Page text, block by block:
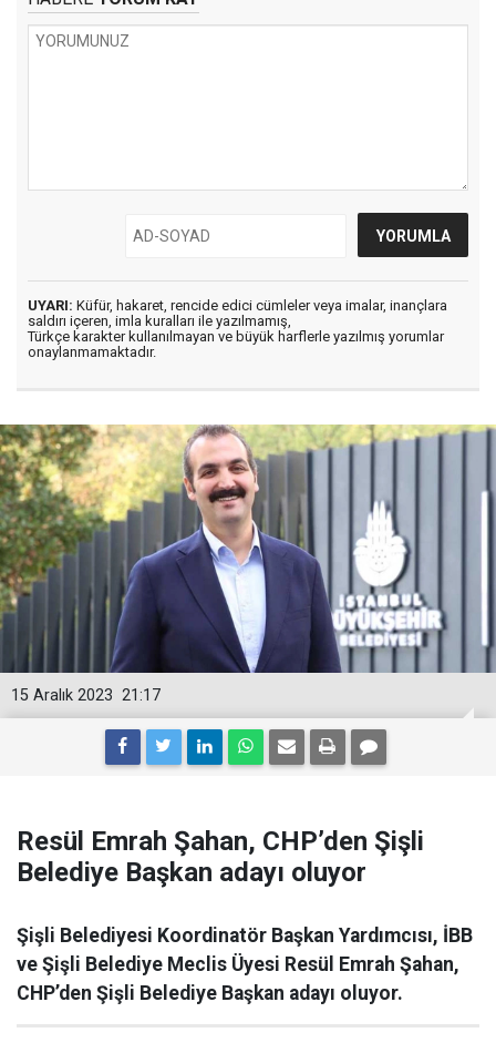
UYARI: Küfür, hakaret, rencide edici cümleler veya imalar, inançlara
saldırı içeren, imla kuralları ile yazılmamış,
Türkçe karakter kullanılmayan ve büyük harflerle yazılmış yorumlar
onaylanmamaktadır.
21:17
15 Aralık 2023
Resül Emrah Şahan, CHP’den Şişli
Belediye Başkan adayı oluyor
Şişli Belediyesi Koordinatör Başkan Yardımcısı, İBB
ve Şişli Belediye Meclis Üyesi Resül Emrah Şahan,
CHP’den Şişli Belediye Başkan adayı oluyor.